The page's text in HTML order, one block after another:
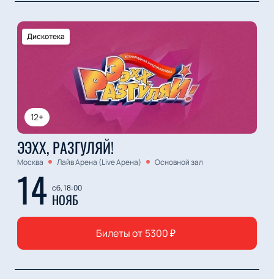
12+
Дискотека
ЭЭХХ, РАЗГУЛЯЙ!
Москва Лайв Арена (Live Арена) Основной зал
14 сб, 18:00
НОЯБ
Билеты от 5300₽